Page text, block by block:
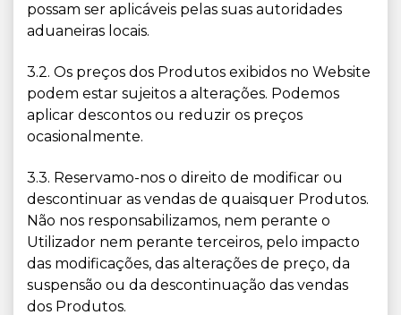
possam ser aplicáveis pelas suas autoridades
aduaneiras locais.
3.2. Os preços dos Produtos exibidos no Website
podem estar sujeitos a alterações. Podemos
aplicar descontos ou reduzir os preços
ocasionalmente.
3.3. Reservamo-nos o direito de modificar ou
descontinuar as vendas de quaisquer Produtos.
Não nos responsabilizamos, nem perante o
Utilizador nem perante terceiros, pelo impacto
das modificações, das alterações de preço, da
suspensão ou da descontinuação das vendas
dos Produtos.